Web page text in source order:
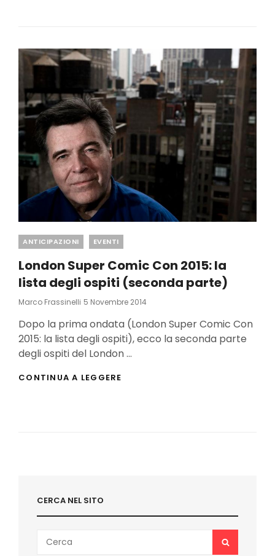
Categories
ANTICIPAZIONI EVENTI
London Super Comic Con 2015: la
lista degli ospiti (seconda parte)
Marco Frassinelli Posted
5 Novembre 2014
Dopo la prima ondata (London Super Comic Con
2015: la lista degli ospiti), ecco la seconda parte
degli ospiti del London …
CONTINUA A LEGGERE
CERCA NEL SITO
for:
SEARCH